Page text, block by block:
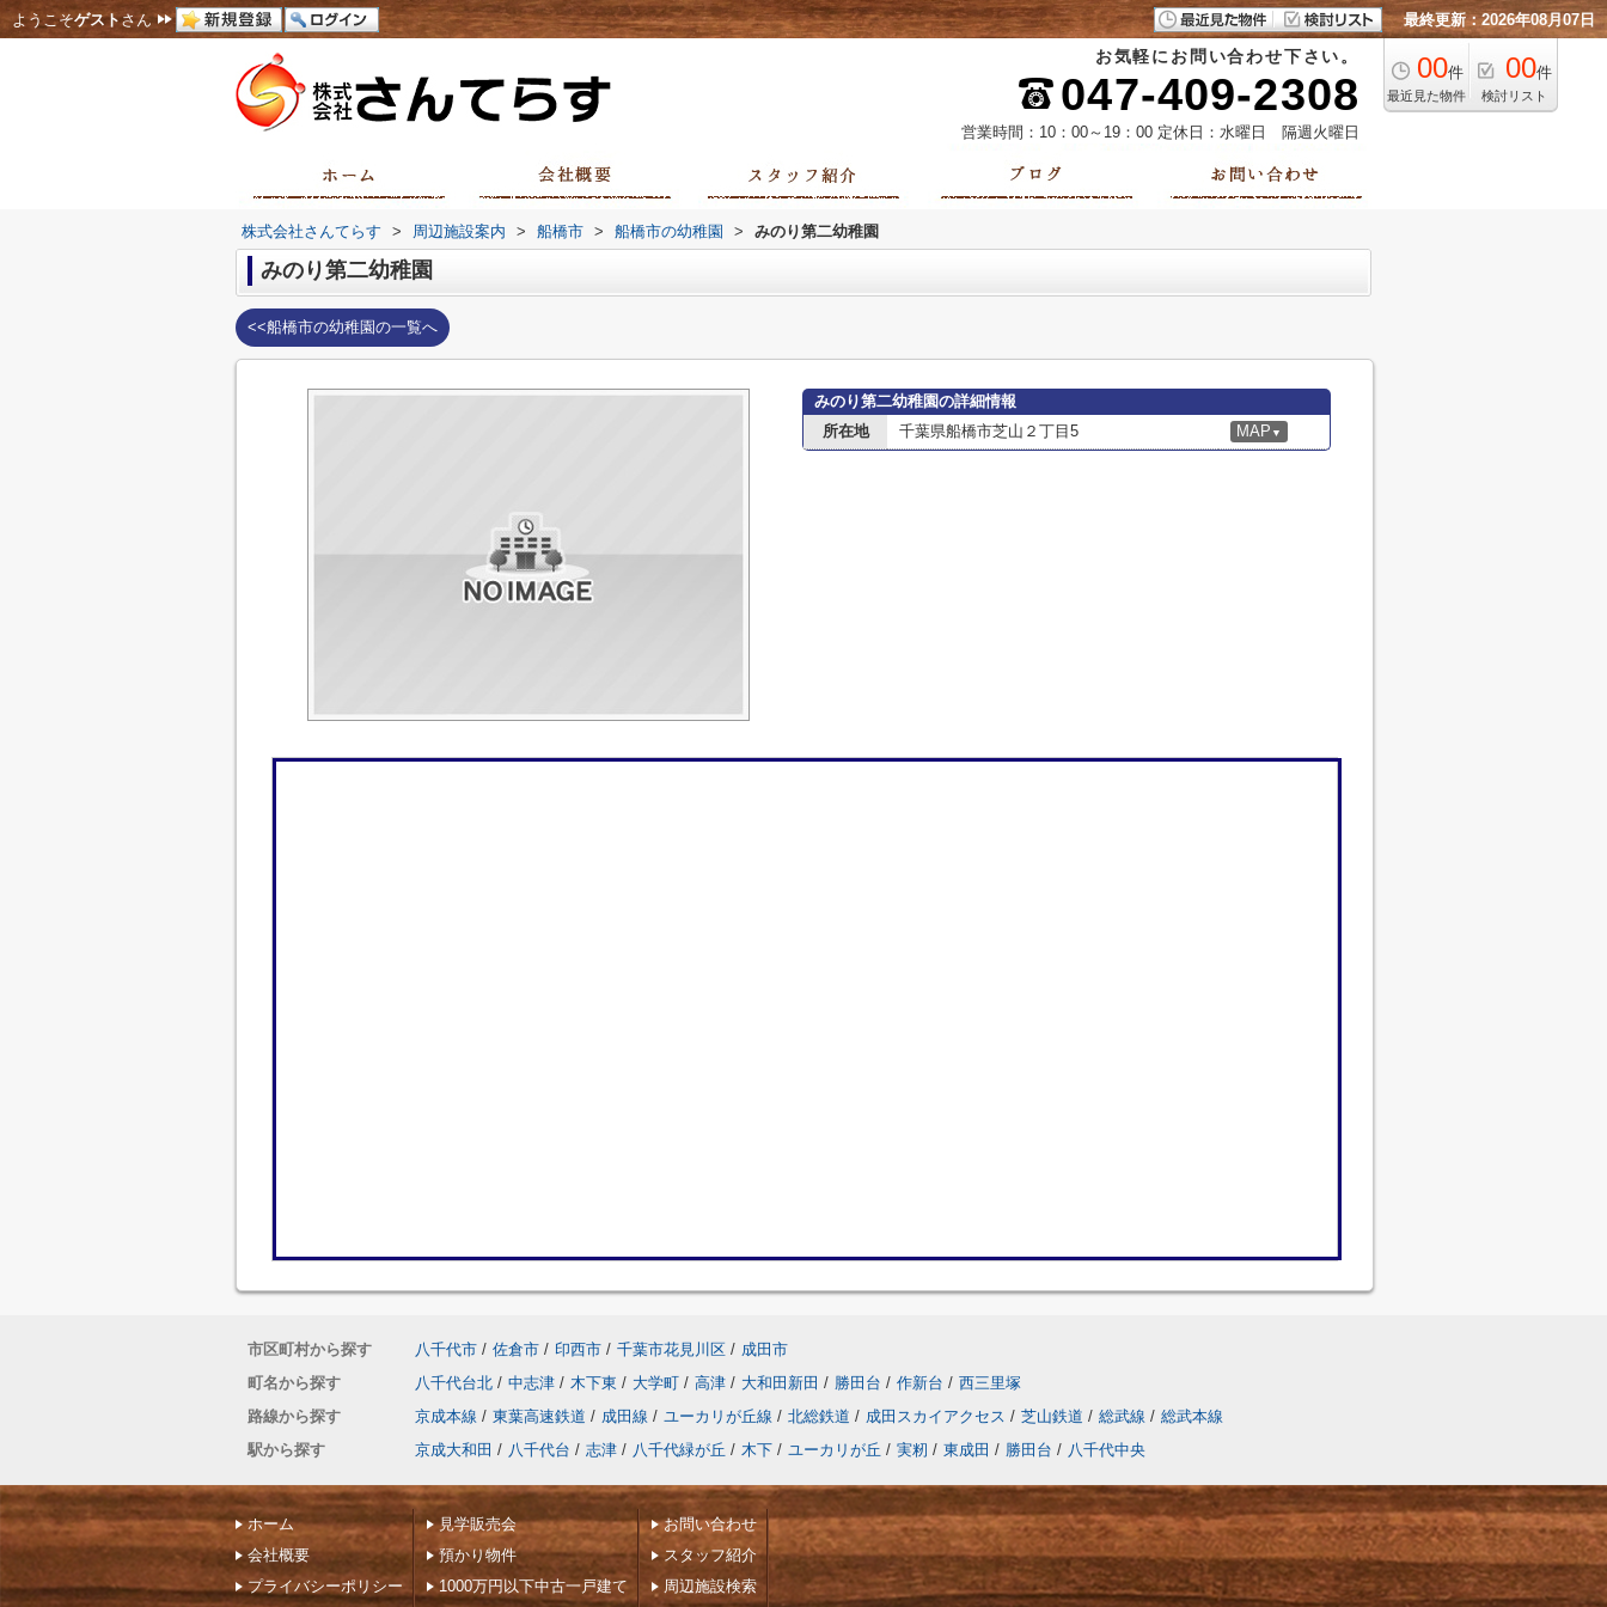
ようこそゲストさん 最終更新：2026年08月07日
お気軽にお問い合わせ下さい。
047-409-2308
営業時間：10：00～19：00 定休日：水曜日 隔週火曜日
00件
最近見た物件
00件
検討リスト
株式会社さんてらす > 周辺施設案内 > 船橋市 > 船橋市の幼稚園 > みのり第二幼稚園
みのり第二幼稚園
<<船橋市の幼稚園の一覧へ
みのり第二幼稚園の詳細情報
所在地
千葉県船橋市芝山２丁目5 MAP ▼
市区町村から探す 八千代市 / 佐倉市 / 印西市 / 千葉市花見川区 / 成田市
町名から探す
八千代台北 / 中志津 / 木下東 / 大学町 / 高津 / 大和田新田 / 勝田台 / 作新台 / 西三里塚
路線から探す
京成本線 / 東葉高速鉄道 / 成田線 / ユーカリが丘線 / 北総鉄道 / 成田スカイアクセス / 芝山鉄道 / 総武線 / 総武本線
駅から探す
京成大和田 / 八千代台 / 志津 / 八千代緑が丘 / 木下 / ユーカリが丘 / 実籾 / 東成田 / 勝田台 / 八千代中央
ホーム
会社概要
プライバシーポリシー
見学販売会
預かり物件
1000万円以下中古一戸建て
お問い合わせ
スタッフ紹介
周辺施設検索